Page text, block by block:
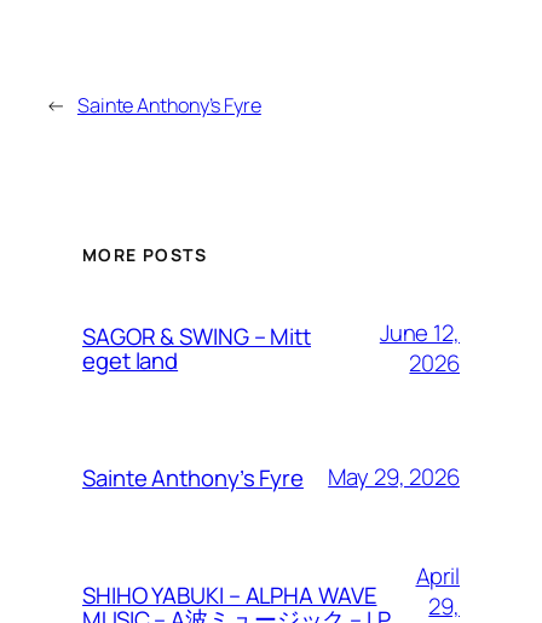
← Sainte Anthony’s Fyre
MORE POSTS
SAGOR & SWING – Mitt
eget land
June 12,
2026
Sainte Anthony’s Fyre May 29, 2026
SHIHO YABUKI – ALPHA WAVE
April
29,